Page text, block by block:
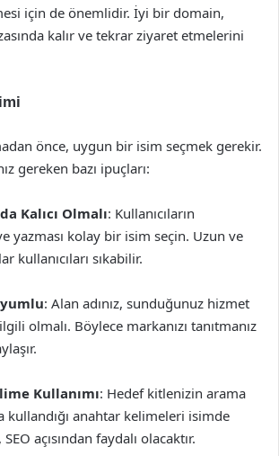
için de önemlidir. İyi bir domain,
kalır ve tekrar ziyaret etmelerini
önce, uygun bir isim seçmek gerekir.
gereken bazı ipuçları:
Kalıcı Olmalı: Kullanıcıların
yazması kolay bir isim seçin. Uzun ve
kullanıcıları sıkabilir.
: Alan adınız, sunduğunuz hizmet
olmalı. Böylece markanızı tanıtmanız
Kullanımı: Hedef kitlenizin arama
kullandığı anahtar kelimeleri isimde
açısından faydalı olacaktır.